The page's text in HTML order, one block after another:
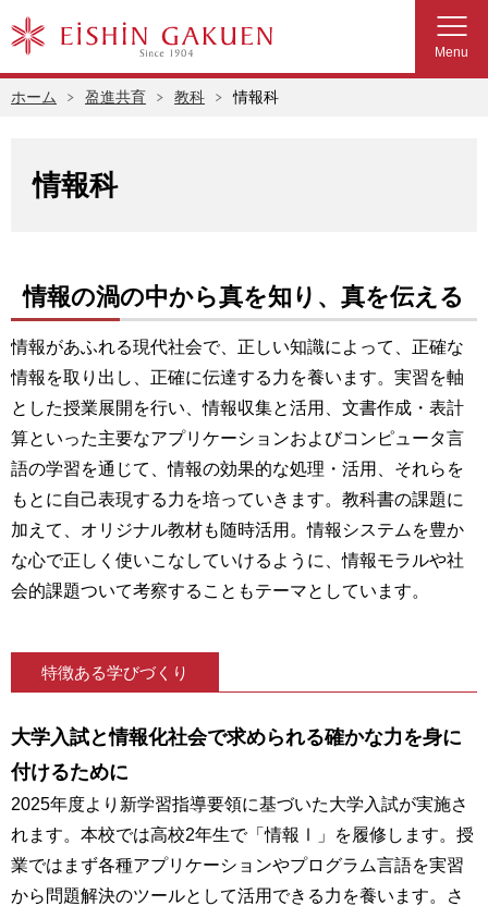
Menu
ホーム 盈進共育 教科 情報科
情報科
情報の渦の中から真を知り、真を伝える
情報があふれる現代社会で、正しい知識によって、正確な
情報を取り出し、正確に伝達する力を養います。実習を軸
とした授業展開を行い、情報収集と活用、文書作成・表計
算といった主要なアプリケーションおよびコンピュータ言
語の学習を通じて、情報の効果的な処理・活用、それらを
もとに自己表現する力を培っていきます。教科書の課題に
加えて、オリジナル教材も随時活用。情報システムを豊か
な心で正しく使いこなしていけるように、情報モラルや社
会的課題ついて考察することもテーマとしています。
特徴ある学びづくり
大学入試と情報化社会で求められる確かな力を身に
付けるために
2025年度より新学習指導要領に基づいた大学入試が実施さ
れます。本校では高校2年生で「情報Ⅰ」を履修します。授
業ではまず各種アプリケーションやプログラム言語を実習
から問題解決のツールとして活用できる力を養います。さ